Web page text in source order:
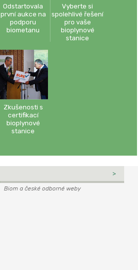
Odstartovala
první aukce na
podporu
biometanu
Vyberte si
spolehlivé řešení
pro vaše
bioplynové
stanice
Zkušenosti s
certifikací
bioplynové
stanice
Biom a české odborné weby